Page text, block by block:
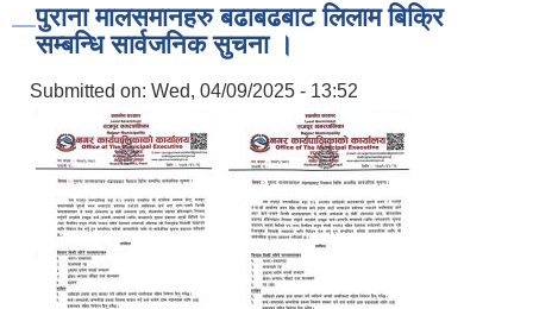
पुराना मालसमानहरु बढाबढबाट लिलाम बिक्रि
सम्बन्धि सार्वजनिक सुचना ।
Submitted on: Wed, 04/09/2025 - 13:52